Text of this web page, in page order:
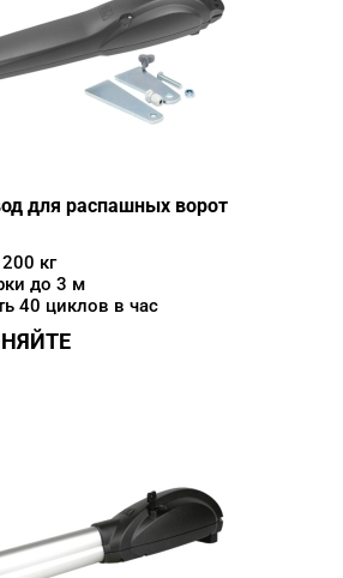
для распашных ворот
кг
до 3 м
40 циклов в час